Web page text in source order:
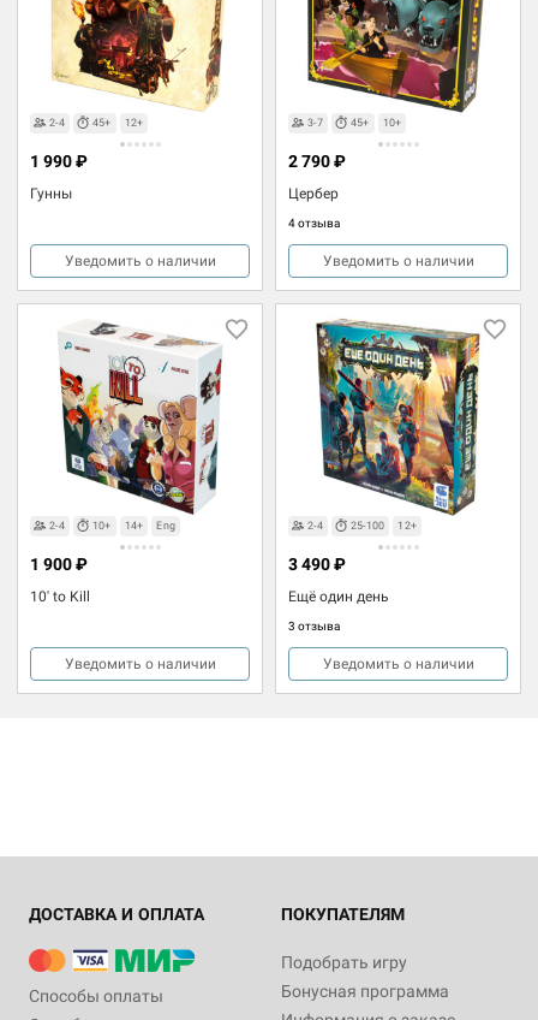
2-4 45+ 12+
Гунны
1 990 ₽
Уведомить о наличии
3-7 45+ 10+
Цербер
4 отзыва
2 790 ₽
Уведомить о наличии
2-4 10+ 14+ Eng
10' tо Kill
1 900 ₽
Уведомить о наличии
2-4 25-100 12+
Ещё один день
3 отзыва
3 490 ₽
Уведомить о наличии
ДОСТАВКА И ОПЛАТА
Способы оплаты
ПОКУПАТЕЛЯМ
Подобрать игру
Бонусная программа